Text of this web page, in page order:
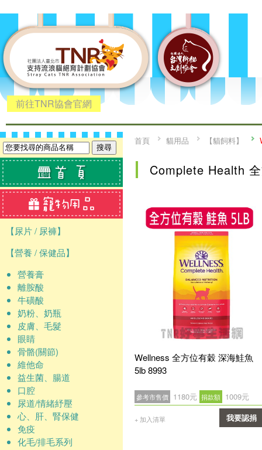
前往TNR協會官網
【尿片 / 尿褲】
【營養 / 保健品】
營養膏
離胺酸
牛磺酸
奶粉、奶瓶
皮膚、毛髮
眼睛
骨骼(關節)
維他命
益生菌、腸道
口腔
尿道/情緒紓壓
心、肝、腎保健
免疫
化毛/排毛系列
首頁 貓用品 【貓飼料】
Complete Health
Wellness 全方位有穀 深海鮭魚
5lb 8993
參考市售價 1180元 捐款額 1009元
+ 加入清單 我要認捐